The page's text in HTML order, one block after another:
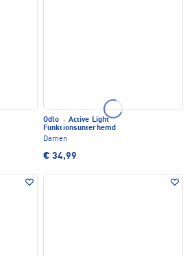
Odlo · Active Light
Funktionsunterhemd
Damen
€ 34,99